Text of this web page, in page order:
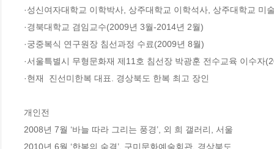
·성신여자대학교 이학박사, 상주대학교 이학석사, 상주대학교 미
·경북대학교 겸임교수(2009년 3월-2014년 2월)
·궁중복식 연구원장 침선과정 수료(2009년 8월)
·서울특별시 무형문화재 제11호 침선장 박광훈 전수교육 이수자
·현재  진선미한복 대표. 경상북도 한복 최고 장인
개인전
2008년 7월 ‘바늘 따라 그리는 풍경’, 외 희 갤러리, 서울
2010년 6월 ‘한복의 숨결’, 구미문화예술회관, 경상북도